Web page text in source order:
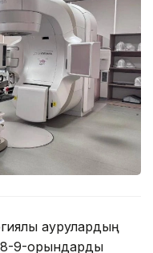
аурулардың
9-орындарды